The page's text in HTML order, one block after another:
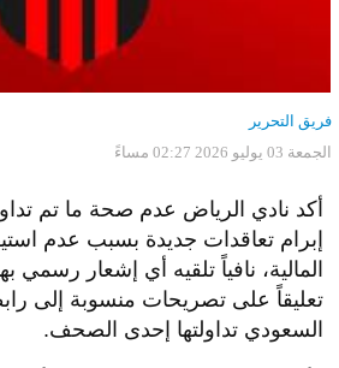
فريق التحرير
الجمعة 03 يوليو 2026 02:27 مساءً
أكد نادي الرياض عدم صحة ما تم
إبرام تعاقدات جديدة بسبب عدم
المالية، نافياً تلقيه أي إشعار رسمي
تعليقاً على تصريحات منسوبة إلى
السعودي تداولتها إحدى الصحف.